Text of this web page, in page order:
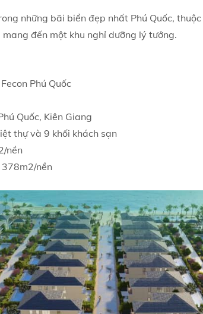
những bãi biển đẹp nhất Phú Quốc,
đến một khu nghỉ dưỡng lý tưởng.
Phú Quốc
Quốc, Kiên Giang
thự và 9 khối khách sạn
nền
nền